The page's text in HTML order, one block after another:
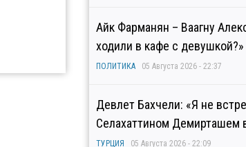
Айк Фарманян – Ваагну
ходили в кафе с девушкой?»
ПОЛИТИКА 05 Августа 2026 - 22:37
Девлет Бахчели: «Я не
Селахаттином Демирташем
ТУРЦИЯ 05 Августа 2026 - 22:09